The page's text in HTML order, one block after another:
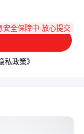
安全保障中·放心提交
私政策》